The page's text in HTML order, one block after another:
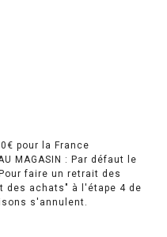
pour la France
MAGASIN : Par défaut le
faire un retrait des
achats" à l'étape 4 de
s'annulent.